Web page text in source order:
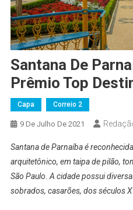
Santana De
Prêmio Top
Capa Correio 2
9 De Julho De 2021
Santana de Parnaíba é
arquitetônico, em taipa de pilão,
São Paulo. A cidade possui
sobrados, casarões, dos séculos